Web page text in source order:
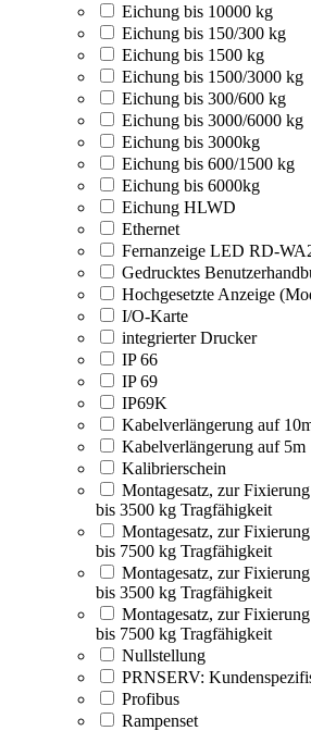
Eichung bis 10000 kg
Eichung bis 150/300 kg
Eichung bis 1500 kg
Eichung bis 1500/3000 kg
Eichung bis 300/600 kg
Eichung bis 3000/6000 kg
Eichung bis 3000kg
Eichung bis 600/1500 kg
Eichung bis 6000kg
Eichung HLWD
Ethernet
Fernanzeige LED RD-
Gedrucktes
Hochgesetzte Anzeige
I/O-Karte
integrierter Drucker
IP 66
IP 69
IP69K
Kabelverlängerung auf
Kabelverlängerung auf 5m
Kalibrierschein
Montagesatz, zur
bis 3500 kg Tragfähigkeit
Montagesatz, zur
bis 7500 kg Tragfähigkeit
Montagesatz, zur
bis 3500 kg Tragfähigkeit
Montagesatz, zur
bis 7500 kg Tragfähigkeit
Nullstellung
PRNSERV:
Profibus
Rampenset